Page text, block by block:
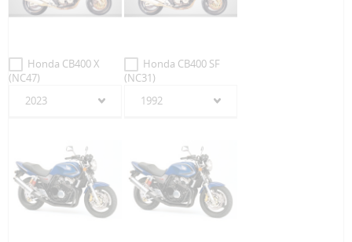
Honda CB400 X
(NC47)
2023
Honda CB400 SF
(NC31)
1992